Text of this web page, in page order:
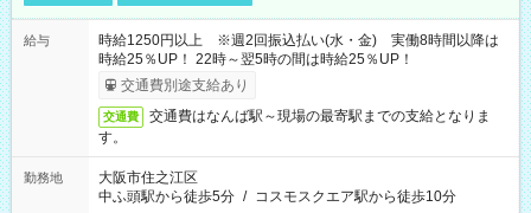
給与
時給1250円以上 ※週2回振込払い(水・金) 実働8時間以降は
時給25％UP！ 22時～翌5時の間は時給25％UP！
交通費別途支給あり
交通費
交通費はなんば駅～現場の最寄駅までの支給となりま
す。
勤務地
大阪市住之江区
中ふ頭駅から徒歩5分 / コスモスクエア駅から徒歩10分